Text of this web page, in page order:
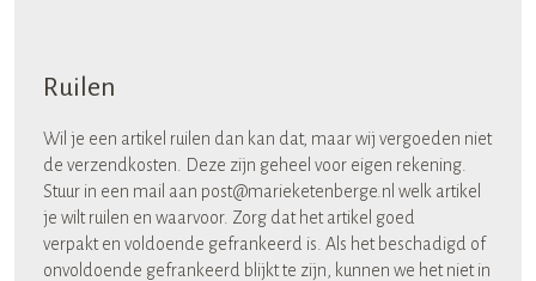
Ruilen
Wil je een artikel ruilen dan kan dat, maar wij vergoeden niet
de verzendkosten. Deze zijn geheel voor eigen rekening.
Stuur in een mail aan post@marieketenberge.nl welk artikel
je wilt ruilen en waarvoor. Zorg dat het artikel goed
verpakt en voldoende gefrankeerd is. Als het beschadigd of
onvoldoende gefrankeerd blijkt te zijn, kunnen we het niet in